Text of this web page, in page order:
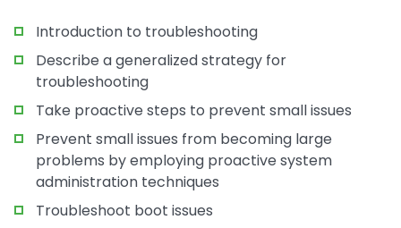
Introduction to troubleshooting
Describe a generalized strategy for
troubleshooting
Take proactive steps to prevent small issues
Prevent small issues from becoming large
problems by employing proactive system
administration techniques
Troubleshoot boot issues